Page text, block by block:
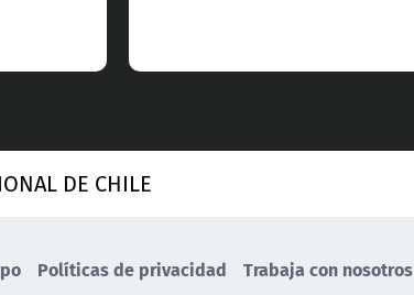
DE CHILE
Políticas de privacidad Trabaja con nosotros